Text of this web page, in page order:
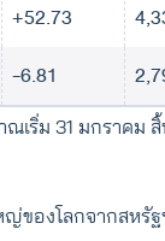
+52.73
-6.81
เริ่ม 31 มกราคม
ของโลกจากสหรั